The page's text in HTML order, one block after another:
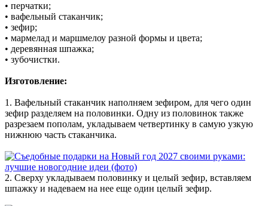
• перчатки;
• вафельный стаканчик;
• зефир;
• мармелад и маршмелоу разной формы и цвета;
• деревянная шпажка;
• зубочистки.
Изготовление:
1. Вафельный стаканчик наполняем зефиром, для чего один
зефир разделяем на половинки. Одну из половинок также
разрезаем пополам, укладываем четвертинку в самую узкую
нижнюю часть стаканчика.
2. Сверху укладываем половинку и целый зефир, вставляем
шпажку и надеваем на нее еще один целый зефир.